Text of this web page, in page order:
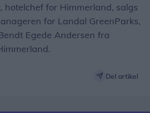
hotelchef for Himmerland, salgs
for Landal GreenParks,
Egede Andersen fra
Del artikel